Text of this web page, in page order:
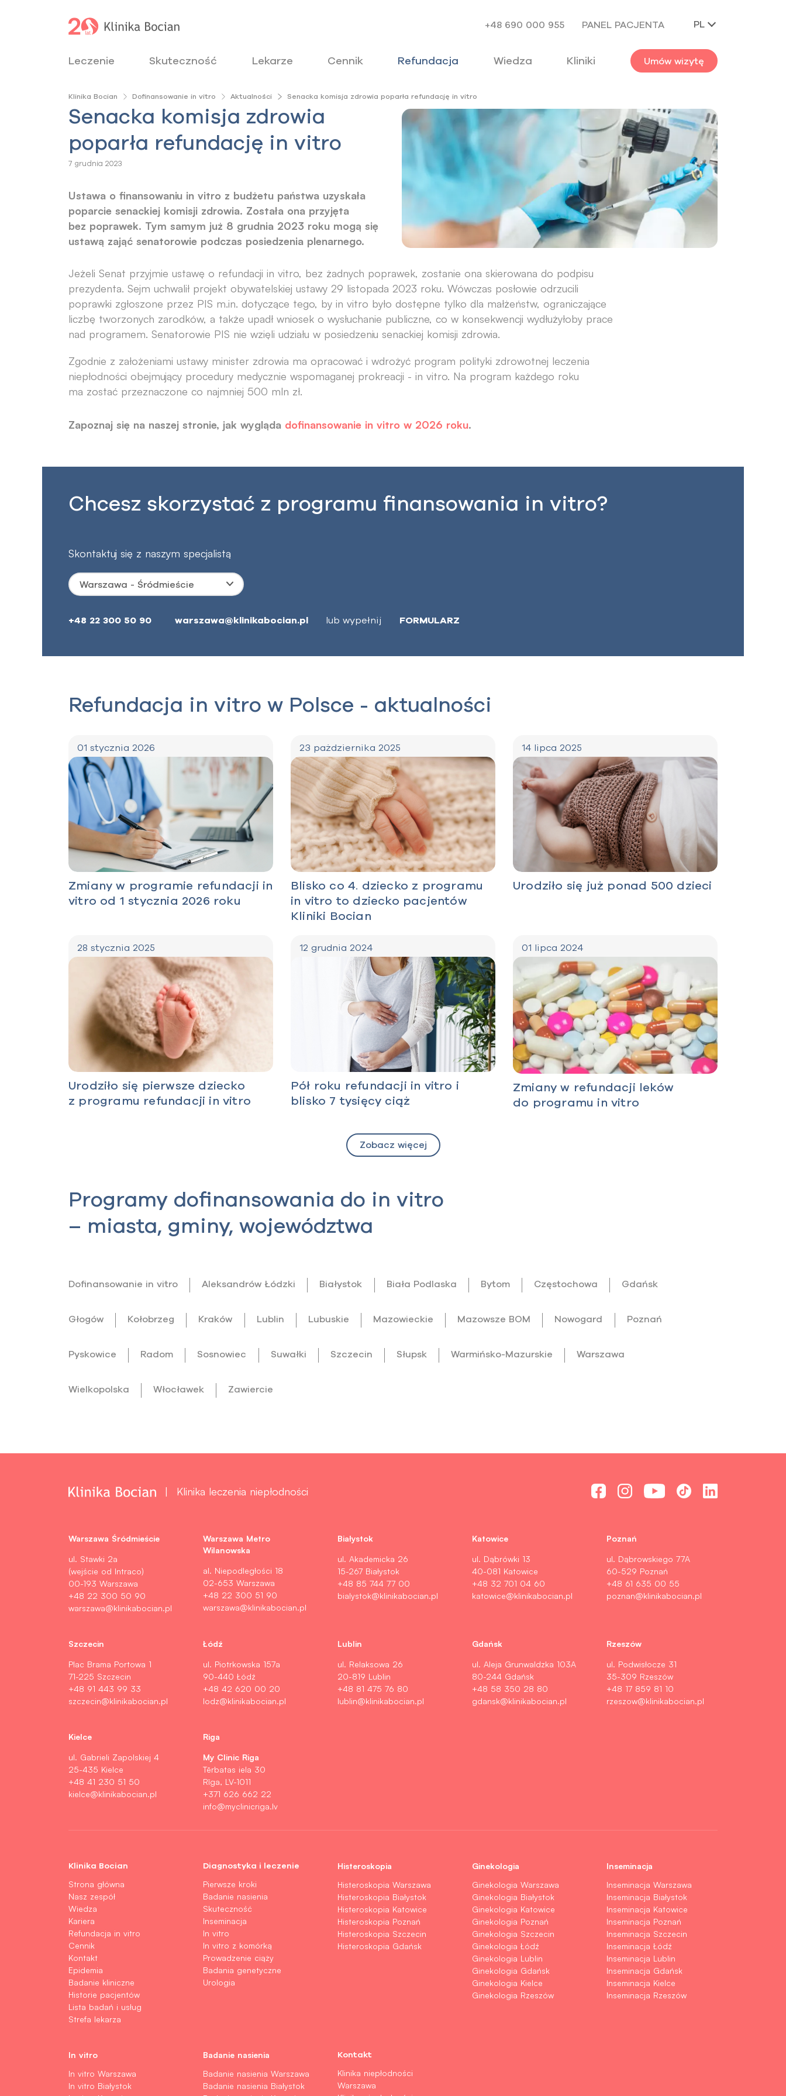
+48 690 000 955 PANEL PACJENTA PL
Leczenie Skuteczność Lekarze Cennik Refundacja Wiedza Kliniki Umów wizytę
Klinika Bocian Dofinansowanie in vitro Aktualności Senacka komisja zdrowia poparła refundację in vitro
Senacka komisja zdrowia
poparła refundację in vitro
7 grudnia 2023
Ustawa o finansowaniu in vitro z budżetu państwa uzyskała
poparcie senackiej komisji zdrowia. Została ona przyjęta
bez poprawek. Tym samym już 8 grudnia 2023 roku mogą się
ustawą zająć senatorowie podczas posiedzenia plenarnego.
Jeżeli Senat przyjmie ustawę o refundacji in vitro, bez żadnych poprawek, zostanie ona skierowana do podpisu
prezydenta. Sejm uchwalił projekt obywatelskiej ustawy 29 listopada 2023 roku. Wówczas posłowie odrzucili
poprawki zgłoszone przez PIS m.in. dotyczące tego, by in vitro było dostępne tylko dla małżeństw, ograniczające
liczbę tworzonych zarodków, a także upadł wniosek o wysłuchanie publiczne, co w konsekwencji wydłużyłoby prace
nad programem. Senatorowie PIS nie wzięli udziału w posiedzeniu senackiej komisji zdrowia.
Zgodnie z założeniami ustawy minister zdrowia ma opracować i wdrożyć program polityki zdrowotnej leczenia
niepłodności obejmujący procedury medycznie wspomaganej prokreacji - in vitro. Na program każdego roku
ma zostać przeznaczone co najmniej 500 mln zł.
Zapoznaj się na naszej stronie, jak wygląda dofinansowanie in vitro w 2026 roku.
Chcesz skorzystać z programu finansowania in vitro?
Skontaktuj się z naszym specjalistą
Warszawa - Śródmieście
+48 22 300 50 90 warszawa@klinikabocian.pl lub wypełnij FORMULARZ
Refundacja in vitro w Polsce - aktualności
01 stycznia 2026
Zmiany w programie refundacji in
vitro od 1 stycznia 2026 roku
23 pażdziernika 2025
Blisko co 4. dziecko z programu
in vitro to dziecko pacjentów
Kliniki Bocian
14 lipca 2025
Urodziło się już ponad 500 dzieci
28 stycznia 2025
Urodziło się pierwsze dziecko
z programu refundacji in vitro
12 grudnia 2024
Pół roku refundacji in vitro i
blisko 7 tysięcy ciąż
01 lipca 2024
Zmiany w refundacji leków
do programu in vitro
Zobacz więcej
Programy dofinansowania do in vitro
– miasta, gminy, województwa
Dofinansowanie in vitro Aleksandrów Łódzki Białystok Biała Podlaska Bytom Częstochowa Gdańsk
Głogów Kołobrzeg Kraków Lublin Lubuskie Mazowieckie Mazowsze BOM Nowogard Poznań
Pyskowice Radom Sosnowiec Suwałki Szczecin Słupsk Warmińsko-Mazurskie Warszawa
Wielkopolska Włocławek Zawiercie
Klinika leczenia niepłodności
Warszawa Śródmieście
ul. Stawki 2a
(wejście od Intraco)
00-193 Warszawa
+48 22 300 50 90
warszawa@klinikabocian.pl
Warszawa Metro
Wilanowska
al. Niepodległości 18
02-653 Warszawa
+48 22 300 51 90
warszawa@klinikabocian.pl
Białystok
ul. Akademicka 26
15-267 Białystok
+48 85 744 77 00
bialystok@klinikabocian.pl
Katowice
ul. Dąbrówki 13
40-081 Katowice
+48 32 701 04 60
katowice@klinikabocian.pl
Poznań
ul. Dąbrowskiego 77A
60-529 Poznań
+48 61 635 00 55
poznan@klinikabocian.pl
Szczecin
Plac Brama Portowa 1
71-225 Szczecin
+48 91 443 99 33
szczecin@klinikabocian.pl
Łódź
ul. Piotrkowska 157a
90-440 Łódź
+48 42 620 00 20
lodz@klinikabocian.pl
Lublin
ul. Relaksowa 26
20-819 Lublin
+48 81 475 76 80
lublin@klinikabocian.pl
Gdańsk
ul. Aleja Grunwaldzka 103A
80-244 Gdańsk
+48 58 350 28 80
gdansk@klinikabocian.pl
Rzeszów
ul. Podwisłocze 31
35-309 Rzeszów
+48 17 859 81 10
rzeszow@klinikabocian.pl
Kielce
ul. Gabrieli Zapolskiej 4
25-435 Kielce
+48 41 230 51 50
kielce@klinikabocian.pl
Riga
My Clinic Riga
Tērbatas iela 30
Rīga, LV-1011
+371 626 662 22
info@myclinicriga.lv
Klinika Bocian
Strona główna
Nasz zespół
Wiedza
Kariera
Refundacja in vitro
Cennik
Kontakt
Epidemia
Badanie kliniczne
Historie pacjentów
Lista badań i usług
Strefa lekarza
Diagnostyka i leczenie
Pierwsze kroki
Badanie nasienia
Skuteczność
Inseminacja
In vitro
In vitro z komórką
Prowadzenie ciąży
Badania genetyczne
Urologia
Histeroskopia
Histeroskopia Warszawa
Histeroskopia Białystok
Histeroskopia Katowice
Histeroskopia Poznań
Histeroskopia Szczecin
Histeroskopia Gdańsk
Ginekologia
Ginekologia Warszawa
Ginekologia Białystok
Ginekologia Katowice
Ginekologia Poznań
Ginekologia Szczecin
Ginekologia Łódź
Ginekologia Lublin
Ginekologia Gdańsk
Ginekologia Kielce
Ginekologia Rzeszów
Inseminacja
Inseminacja Warszawa
Inseminacja Białystok
Inseminacja Katowice
Inseminacja Poznań
Inseminacja Szczecin
Inseminacja Łódź
Inseminacja Lublin
Inseminacja Gdańsk
Inseminacja Kielce
Inseminacja Rzeszów
In vitro
In vitro Warszawa
In vitro Białystok
Badanie nasienia
Badanie nasienia Warszawa
Badanie nasienia Białystok
Kontakt
Klinika niepłodności
Warszawa